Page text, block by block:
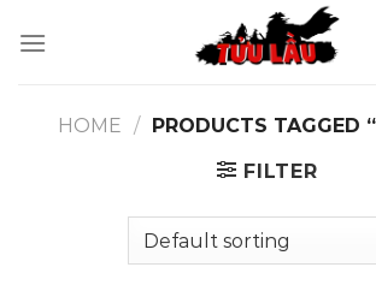
HOME / PRODUCTS TAGGED
FILTER